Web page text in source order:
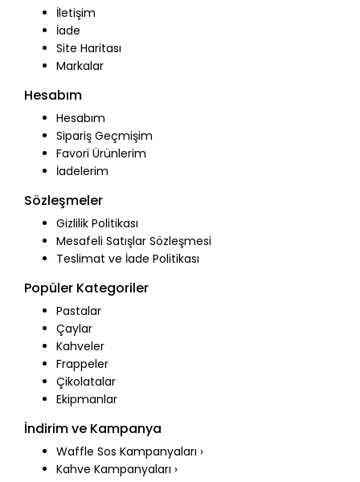
İletişim
İade
Site Haritası
Markalar
Hesabım
Hesabım
Sipariş Geçmişim
Favori Ürünlerim
İadelerim
Sözleşmeler
Gizlilik Politikası
Mesafeli Satışlar Sözleşmesi
Teslimat ve İade Politikası
Popüler Kategoriler
Pastalar
Çaylar
Kahveler
Frappeler
Çikolatalar
Ekipmanlar
İndirim ve Kampanya
Waffle Sos Kampanyaları ›
Kahve Kampanyaları ›